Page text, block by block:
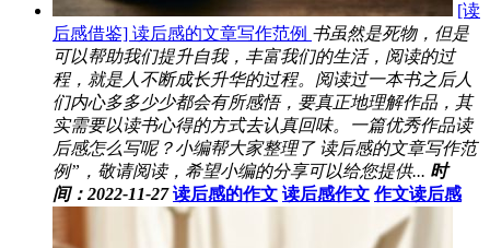
[读
后感借鉴] 读后感的文章写作范例 书虽然是死物，但是
可以帮助我们提升自我，丰富我们的生活，阅读的过
程，就是人不断成长升华的过程。阅读过一本书之后人
们内心多多少少都会有所感悟，要真正地理解作品，其
实需要以读书心得的方式去认真回味。一篇优秀作品读
后感怎么写呢？小编帮大家整理了 读后感的文章写作范
例”，敬请阅读，希望小编的分享可以给您提供... 时
间：2022-11-27 读后感的作文 读后感作文 作文读后感